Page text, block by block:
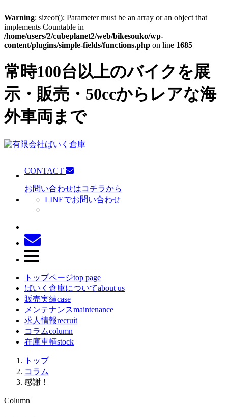
Warning: sizeof(): Parameter must be an array or an object that
implements Countable in
/home/users/2/cubeplanet2/web/bikesouko/wp-
content/plugins/simple-fields/functions.php on line 1685
常時100台以上のバイクを展
示・販売・50ccからレアな海
外車両まで
CONTACT
お問い合わせはコチラから
LINEでお問い合わせ
トップページtop page
ばいく倉庫についてabout us
販売実績case
メンテナンスmaintenance
求人情報recruit
コラムcolumn
在庫車輌stock
トップ
コラム
感謝！